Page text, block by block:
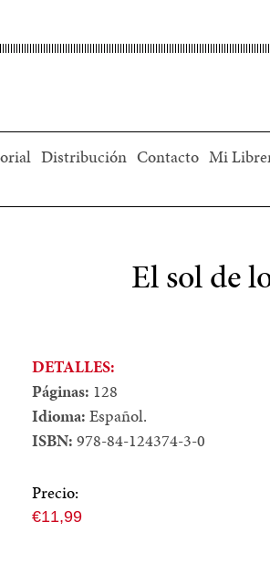
Distribución Contacto Mi
El sol de
DETALLES:
Páginas: 128
Idioma:Español.
ISBN:978-84-124374-3-0
Precio:
Precio
€11,99